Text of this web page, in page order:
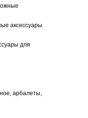
аксессуары
для
арбалеты,